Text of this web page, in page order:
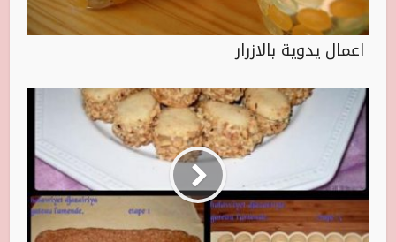
اعمال يدوية بالازرار